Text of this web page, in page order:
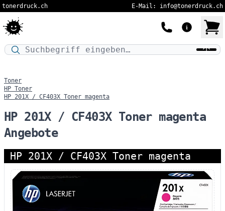
tonerdruck.ch E-Mail: info@tonerdruck.ch
Druckermodell oder Produktnamen eingeben…
Toner
HP Toner
HP 201X / CF403X Toner magenta
HP 201X / CF403X Toner magenta
Angebote
HP 201X / CF403X Toner magenta